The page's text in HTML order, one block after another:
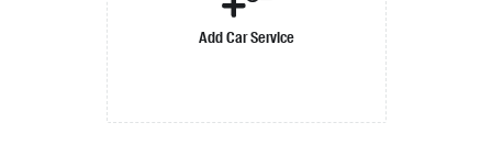
Add Car Service